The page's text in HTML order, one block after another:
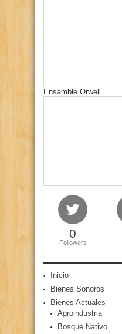
Ensamble Orwell
0
Followers
Inicio
Bienes Sonoros
Bienes Actuales
Agroindustria
Bosque Nativo